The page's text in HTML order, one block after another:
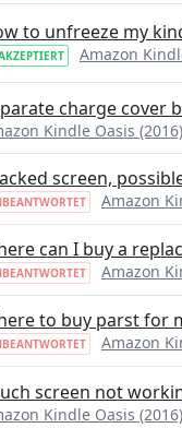
to unfreeze my
Amazon
charge cover
Kindle Oasis (2016)
screen,
Amazon
can I buy a
Amazon
to buy parst for
Amazon
screen not
Kindle Oasis (2016)